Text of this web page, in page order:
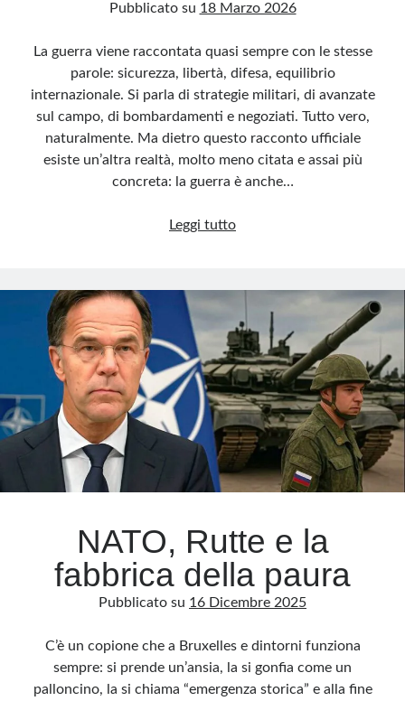
Pubblicato su 18 Marzo 2026
La guerra viene raccontata quasi sempre con le stesse
parole: sicurezza, libertà, difesa, equilibrio
internazionale. Si parla di strategie militari, di avanzate
sul campo, di bombardamenti e negoziati. Tutto vero,
naturalmente. Ma dietro questo racconto ufficiale
esiste un’altra realtà, molto meno citata e assai più
concreta: la guerra è anche…
Leggi tuttoChi
dalle
guerre
di
Ucraina
e
Iran
NATO, Rutte e la
fabbrica della paura
Pubblicato su 16 Dicembre 2025
C’è un copione che a Bruxelles e dintorni funziona
sempre: si prende un’ansia, la si gonfia come un
palloncino, la si chiama “emergenza storica” e alla fine